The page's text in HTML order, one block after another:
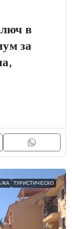
в
за
ТУРИСТИЧЕСКО